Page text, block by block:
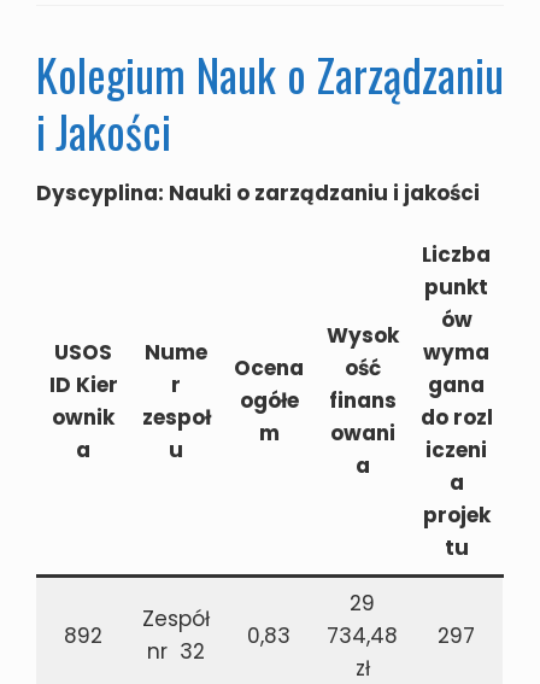
Kolegium Nauk o Zarządzaniu
i Jakości
Dyscyplina: Nauki o zarządzaniu i jakości
USOS
ID Kier
ownik
a
Nume
r
zespoł
u
Ocena
ogółe
m
Wysok
ość
finans
owani
a
Liczba
punkt
ów
wyma
gana
do rozl
iczeni
a
projek
tu
892
Zespół
nr 32
0,83
29
734,48
zł
297